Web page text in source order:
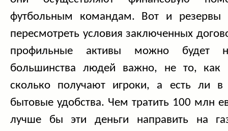
футбольным командам. Вот и резервы
пересмотреть условия заключенных
профильные активы можно будет
большинства людей важно, не то, как
сколько получают игроки, а есть ли
бытовые удобства. Чем тратить 100 млн
лучше бы эти деньги направить на